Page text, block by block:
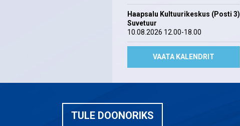
Haapsalu Kultuurikeskus (Posti 3)
Suvetuur
10.08.2026 12.00-18.00
VAATA KALENDRIT
TULE DOONORIKS